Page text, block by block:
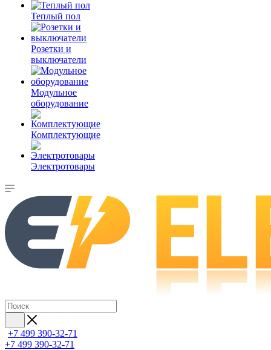
Теплый пол
Розетки и
выключатели
Модульное
оборудование
Комплектующие
Электротовары
+7 499 390-32-71
+7 499 390-32-71